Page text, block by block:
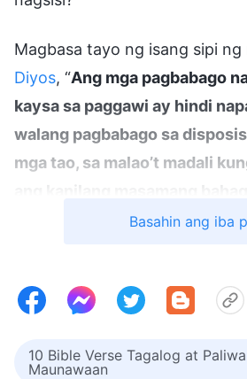
Magbasa tayo ng isang sipi ng
Diyos, “Ang mga pagbabago
kaysa sa paggawi ay hindi
walang pagbabago sa
mga tao, sa malao’t madali
pinagmumulan ng mga
napakadali para sa kanila na
Kagaya ng sinasabi ng hindi
Basahin ang iba
10 Bible Verse Tagalog at
Maunawaan